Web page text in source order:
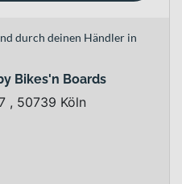
durch deinen Händler in
Bikes'n Boards
, 50739 Köln